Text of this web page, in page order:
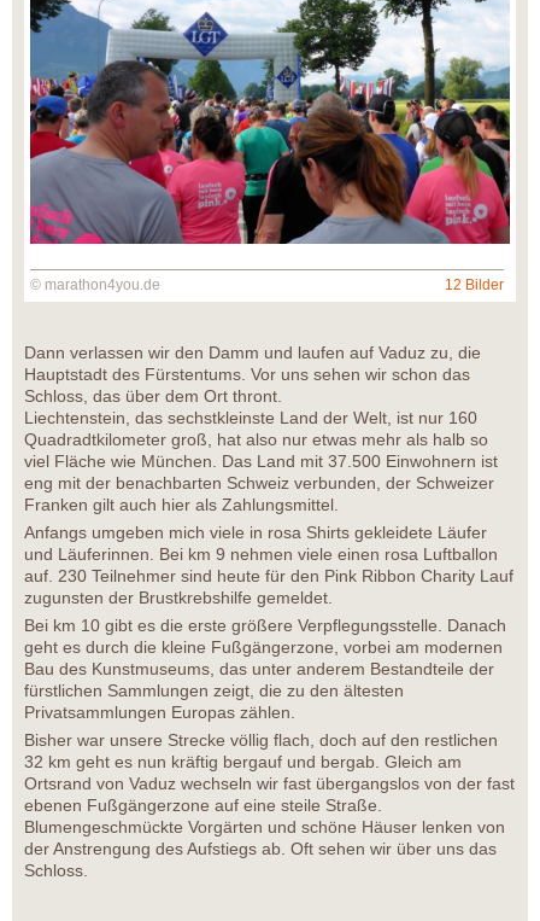
© marathon4you.de 12 Bilder
Dann verlassen wir den Damm und laufen auf Vaduz zu, die
Hauptstadt des Fürstentums. Vor uns sehen wir schon das
Schloss, das über dem Ort thront.
Liechtenstein, das sechstkleinste Land der Welt, ist nur 160
Quadradtkilometer groß, hat also nur etwas mehr als halb so
viel Fläche wie München. Das Land mit 37.500 Einwohnern ist
eng mit der benachbarten Schweiz verbunden, der Schweizer
Franken gilt auch hier als Zahlungsmittel.
Anfangs umgeben mich viele in rosa Shirts gekleidete Läufer
und Läuferinnen. Bei km 9 nehmen viele einen rosa Luftballon
auf. 230 Teilnehmer sind heute für den Pink Ribbon Charity Lauf
zugunsten der Brustkrebshilfe gemeldet.
Bei km 10 gibt es die erste größere Verpflegungsstelle. Danach
geht es durch die kleine Fußgängerzone, vorbei am modernen
Bau des Kunstmuseums, das unter anderem Bestandteile der
fürstlichen Sammlungen zeigt, die zu den ältesten
Privatsammlungen Europas zählen.
Bisher war unsere Strecke völlig flach, doch auf den restlichen
32 km geht es nun kräftig bergauf und bergab. Gleich am
Ortsrand von Vaduz wechseln wir fast übergangslos von der fast
ebenen Fußgängerzone auf eine steile Straße.
Blumengeschmückte Vorgärten und schöne Häuser lenken von
der Anstrengung des Aufstiegs ab. Oft sehen wir über uns das
Schloss.